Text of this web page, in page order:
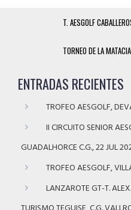
T. AESGOLF
TORNEO DE LA
ENTRADAS RECIENTES
TROFEO AESGOLF,
II CIRCUITO SENIOR
GUADALHORCE C.G., 22 JUL
TROFEO AESGOLF,
LANZAROTE GT-T.